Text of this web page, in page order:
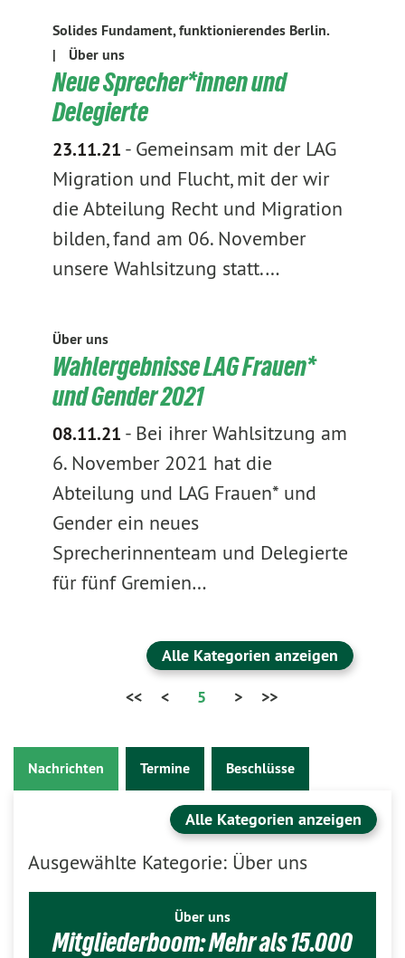
Solides Fundament, funktionierendes Berlin.
|
Über uns
Neue Sprecher*innen und
Delegierte
23.11.21 - Gemeinsam mit der LAG
Migration und Flucht, mit der wir
die Abteilung Recht und Migration
bilden, fand am 06. November
unsere Wahlsitzung statt.…
Über uns
Wahlergebnisse LAG Frauen*
und Gender 2021
08.11.21 - Bei ihrer Wahlsitzung am
6. November 2021 hat die
Abteilung und LAG Frauen* und
Gender ein neues
Sprecherinnenteam und Delegierte
für fünf Gremien…
Alle Kategorien anzeigen
<<
< 5 > >>
Nachrichten Termine Beschlüsse
Alle Kategorien anzeigen
Ausgewählte Kategorie: Über uns
Über uns
Mitgliederboom: Mehr als 15.000